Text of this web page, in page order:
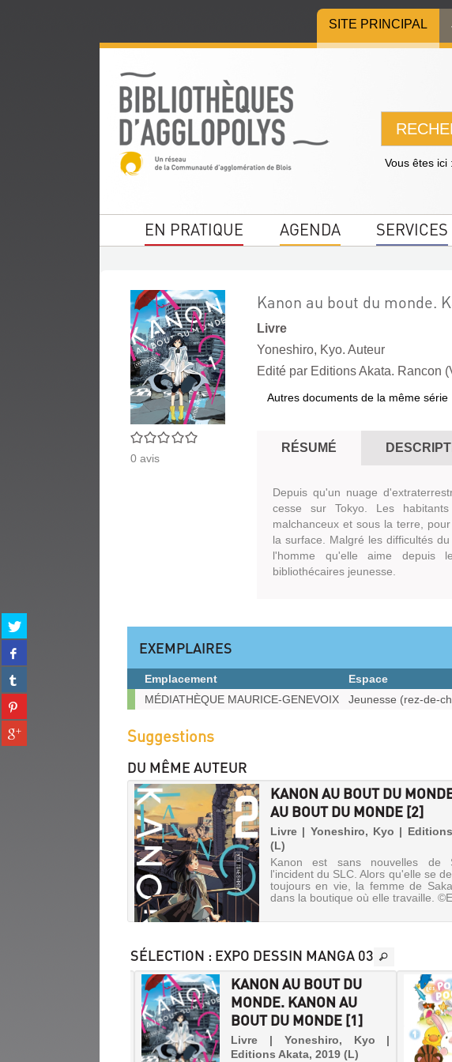
menu
contenu
la
SITE PRINCIPAL
Vous êtes ici :
EN PRATIQUE AGENDA SERVICES
Partager
sur
twitter
(Nouvelle
fenêtre)
Partager
sur
facebook
(Nouvelle
fenêtre)
Partager
sur
tumblr
(Nouvelle
fenêtre)
Partager
sur
pinterest
(Nouvelle
Partager
sur
0/5
0 avis
Kanon au bout du monde.
Livre
Yoneshiro, Kyo. Auteur
Edité par Editions Akata. Rancon
Autres documents de la même série
RÉSUMÉ
Depuis qu'un nuage
cesse sur Tokyo. Les
malchanceux et sous la terre,
la surface. Malgré les difficultés
l'homme qu'elle aime depuis
bibliothécaires jeunesse.
EXEMPLAIRES
Exemplaires
Emplacement Espace
MÉDIATHÈQUE MAURICE-GENEVOIX
Jeunesse (rez-de-
Suggestions
DU MÊME AUTEUR
KANON AU BOUT DU
AU BOUT DU MONDE [2]
Livre | Yoneshiro, Kyo |
(L)
Kanon est sans nouvelles de
l'incident du SLC. Alors qu'elle se
toujours en vie, la femme de
dans la boutique où elle travaille.
KANON
AU
BOUT
SÉLECTION : EXPO DESSIN MANGA 03
KANON AU BOUT DU
MONDE. KANON AU
BOUT DU MONDE [1]
Livre | Yoneshiro, Kyo |
Editions Akata, 2019 (L)